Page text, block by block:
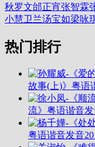
秋罗文邰正宵张智霖
小慧卫兰汤宝如梁咏
热门排行
故事(上)》粤语
流》粤语谐音
粤语谐音发音